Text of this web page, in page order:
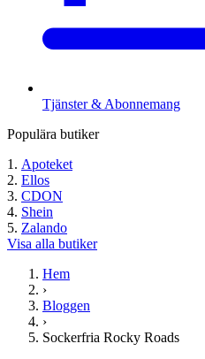
Tjänster & Abonnemang
Populära butiker
Apoteket
Ellos
CDON
Shein
Zalando
Visa alla butiker
Hem
›
Bloggen
›
Sockerfria Rocky Roads